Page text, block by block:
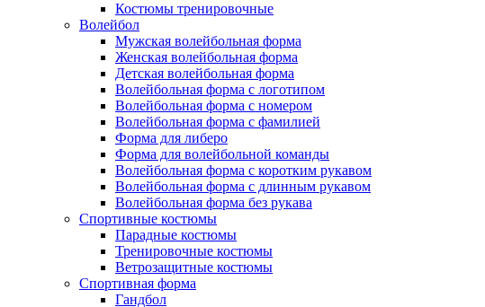
Костюмы тренировочные
Волейбол
Мужская волейбольная форма
Женская волейбольная форма
Детская волейбольная форма
Волейбольная форма с логотипом
Волейбольная форма с номером
Волейбольная форма с фамилией
Форма для либеро
Форма для волейбольной команды
Волейбольная форма с коротким рукавом
Волейбольная форма с длинным рукавом
Волейбольная форма без рукава
Спортивные костюмы
Парадные костюмы
Тренировочные костюмы
Ветрозащитные костюмы
Спортивная форма
Гандбол